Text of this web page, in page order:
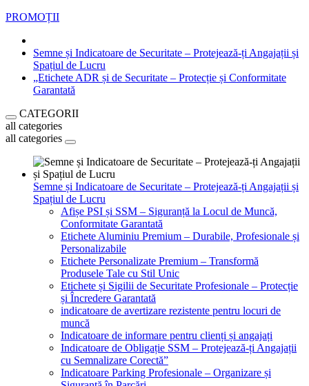
PROMOȚII
Semne și Indicatoare de Securitate – Protejează-ți Angajații și
Spațiul de Lucru
„Etichete ADR și de Securitate – Protecție și Conformitate
Garantată
CATEGORII
all categories
all categories
Semne și Indicatoare de Securitate – Protejează-ți Angajații și
Spațiul de Lucru
Afișe PSI și SSM – Siguranță la Locul de Muncă,
Conformitate Garantată
Etichete Aluminiu Premium – Durabile, Profesionale și
Personalizabile
Etichete Personalizate Premium – Transformă
Produsele Tale cu Stil Unic
Etichete și Sigilii de Securitate Profesionale – Protecție
și Încredere Garantată
indicatoare de avertizare rezistente pentru locuri de
muncă
Indicatoare de informare pentru clienți și angajați
Indicatoare de Obligație SSM – Protejează-ți Angajații
cu Semnalizare Corectă”
Indicatoare Parking Profesionale – Organizare și